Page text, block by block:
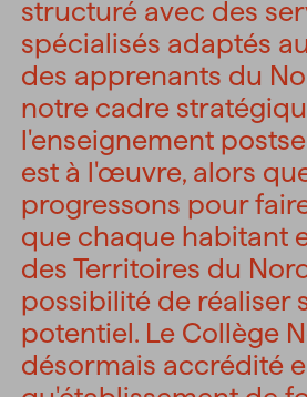
structuré avec des
spécialisés adaptés
des apprenants du
notre cadre
l'enseignement
est à l'œuvre, alors
progressons pour
que chaque habitant
des Territoires du
possibilité de réaliser
potentiel. Le Collège
désormais accrédité